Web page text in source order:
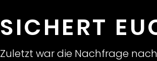
SICHERT
Zuletzt war die Nachfrage nach